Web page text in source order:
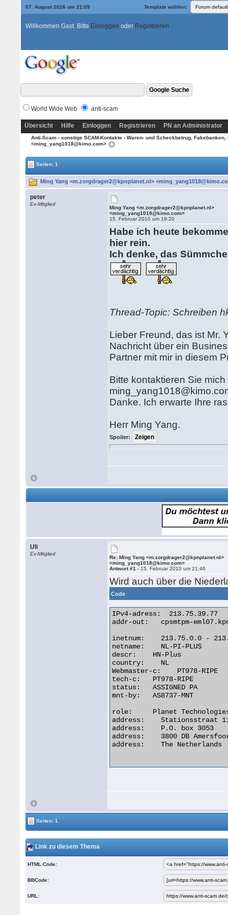
07. August 2026 um 21:09 Template wählen:
Willkommen Gast. Bitte Einloggen oder Registrieren
World Wide Web anti-scam
Übersicht Hilfe Einloggen Registrieren PN an Administrator
Anti-Scam› sonstige SCAM-Kontakte› Waren- und Scheckbetrug,
<ming_yang1018@kimo.com>
Seiten: 1
Ming Yang <m.zorgdrager2@kpnplanet.nl>
peter
Ex-Mitglied
Ming Yang <m.zorgdrager2@kpnplanet.nl>
<ming_yang1018@kimo.com>
15. Februar 2010 um 19:20
Habe ich heute
hier rein.
Ich denke, das
Thread-Topic: Schreiben
Lieber Freund, das ist Mr.
Nachricht über ein
Partner mit mir in diesem
Bitte kontaktieren Sie
Danke. Ich erwarte Ihre
Herr Ming Yang.
Spoiler:
Uli
Ex-Mitglied
Re: Ming Yang <m.zorgdrager2@kpnplanet.nl>
<ming_yang1018@kimo.com>
Antwort #1 - 15. Februar 2010 um 21:46
Wird auch über die
Code
IPv4-adress:  213.75.39.77
addr-out:   cpsmtpm-
inetnum:    213.75.0.0 -
netname:    NL-PI-PLUS
descr:    HN-Plus
country:    NL
Webmaster-c:    PT978-RIPE
tech-c:   PT978-RIPE
status:   ASSIGNED PA
mnt-by:   AS8737-MNT
role:     Planet
address:    Stationsstraat
address:    P.O. box 3053
address:    3800 DB
address:    The Netherlands
Seiten: 1
Link zu diesem Thema
HTML Code:
BBCode:
URL: